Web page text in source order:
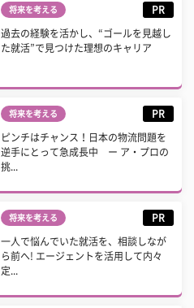
将来を考える PR
過去の経験を活かし、“ゴールを見越し
た就活”で見つけた理想のキャリア
将来を考える PR
ピンチはチャンス！日本の物流問題を
逆手にとって急成長中 ー ア・プロの
挑...
将来を考える PR
一人で悩んでいた就活を、相談しなが
ら前へ! エージェントを活用して内々
定...